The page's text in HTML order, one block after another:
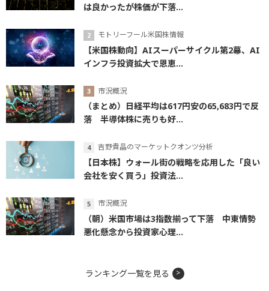
は良かったが株価が下落...
モトリーフール米国株情報
【米国株動向】AIスーパーサイクル第2幕、AI
インフラ投資拡大で恩恵...
市況概況
（まとめ）日経平均は617円安の65,683円で反
落 半導体株に売りも好...
吉野貴晶のマーケットクオンツ分析
【日本株】ウォール街の戦略を応用した「良い
会社を安く買う」投資法...
市況概況
（朝）米国市場は3指数揃って下落 中東情勢
悪化懸念から投資家心理...
ランキング一覧を見る